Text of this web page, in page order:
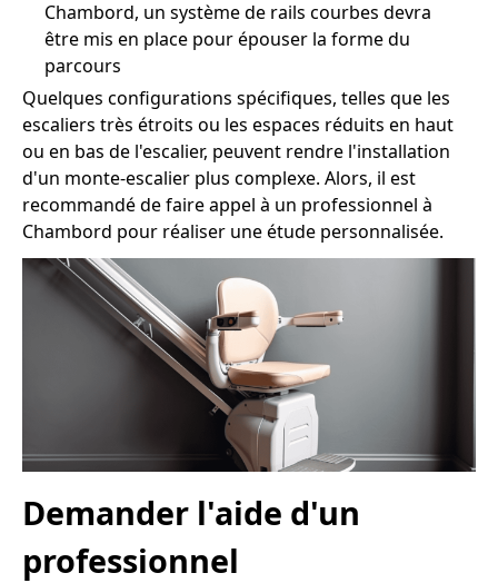
Chambord, un système de rails courbes devra
être mis en place pour épouser la forme du
parcours
Quelques configurations spécifiques, telles que les
escaliers très étroits ou les espaces réduits en haut
ou en bas de l'escalier, peuvent rendre l'installation
d'un monte-escalier plus complexe. Alors, il est
recommandé de faire appel à un professionnel à
Chambord pour réaliser une étude personnalisée.
Demander l'aide d'un
professionnel